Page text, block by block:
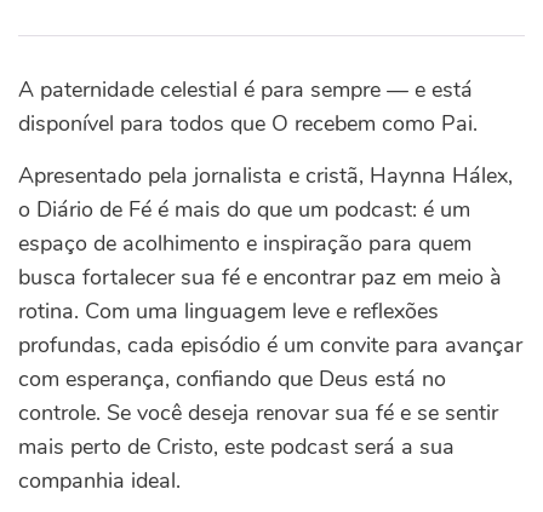
A paternidade celestial é para sempre — e está
disponível para todos que O recebem como Pai.
Apresentado pela jornalista e cristã, Haynna Hálex,
o Diário de Fé é mais do que um podcast: é um
espaço de acolhimento e inspiração para quem
busca fortalecer sua fé e encontrar paz em meio à
rotina. Com uma linguagem leve e reflexões
profundas, cada episódio é um convite para avançar
com esperança, confiando que Deus está no
controle. Se você deseja renovar sua fé e se sentir
mais perto de Cristo, este podcast será a sua
companhia ideal.